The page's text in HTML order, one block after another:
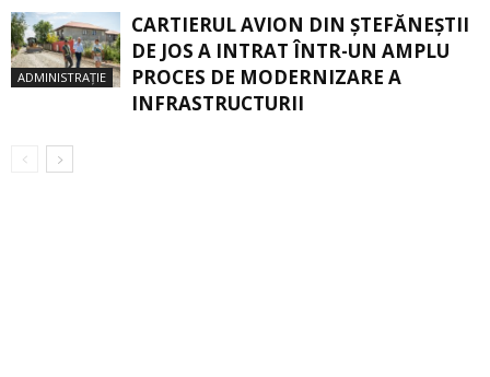
ADMINISTRAȚIE
CARTIERUL AVION DIN ŞTEFĂNEŞTII
DE JOS A INTRAT ÎNTR-UN AMPLU
PROCES DE MODERNIZARE A
INFRASTRUCTURII